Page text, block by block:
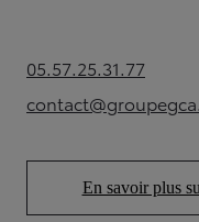
05.57.25.31.77
(Opens in
(Opens
En savoir plus